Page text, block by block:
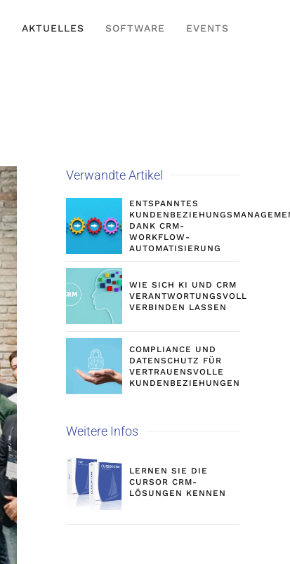
AKTUELLES SOFTWARE EVENTS
Verwandte Artikel
ENTSPANNTES
DANK CRM-
WORKFLOW-
AUTOMATISIERUNG
WIE SICH KI UND CRM
VERANTWORTUNGSVOLL
VERBINDEN LASSEN
COMPLIANCE UND
DATENSCHUTZ FÜR
VERTRAUENSVOLLE
KUNDENBEZIEHUNGEN
Weitere Infos
LERNEN SIE DIE
CURSOR CRM-
LÖSUNGEN KENNEN